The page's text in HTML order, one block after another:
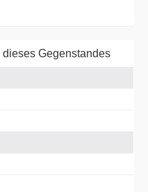
Gegenstandes